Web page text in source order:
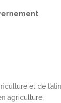
et de
agriculture.